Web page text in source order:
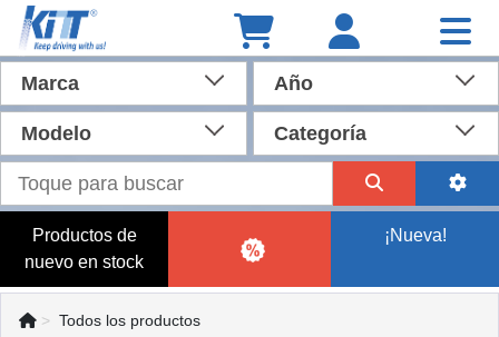
Marca Año
Modelo Categoría
Productos de
nuevo en stock
¡Nueva!
Todos los productos